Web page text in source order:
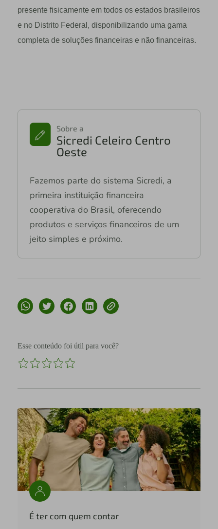
presente fisicamente em todos os estados brasileiros
e no Distrito Federal, disponibilizando uma gama
completa de soluções financeiras e não financeiras.
Sobre a
Sicredi Celeiro Centro
Oeste
Fazemos parte do sistema Sicredi, a
primeira instituição financeira
cooperativa do Brasil, oferecendo
produtos e serviços financeiros de um
jeito simples e próximo.
Esse conteúdo foi útil para você?
É ter com quem contar